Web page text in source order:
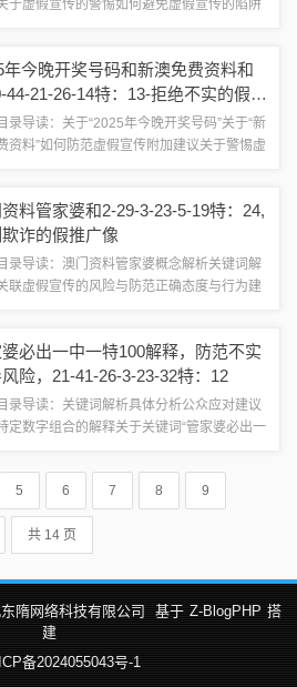
于虚假宣传的警惕如何避免虚假宣传的陷阱
天我们来一起探讨一个热门话题——...
年今晚开奖号码和新澳免费资料和
44-21-26-14特：13-拒绝不实的假营
录导读：关于“2025年今晚开奖号码”关于“新
资料”如何防范虚假宣传附加建议关于警惕虚
，针对您提供的关键词进行...
料管家婆和2-29-3-23-5-19特：24,
诈的假推广像
录导读：澳门资料管家婆概念解析关键词解
联虚假宣传的风险与防范正确态度与行为建
婆，从字面意思来看，似乎是与澳门相...
必出一中一特100解释，防范不实
险，21-41-26-3-23-32特：12
录导读：关键词解析具体分析公众应对建议
定数字组合的解释关于关键词“管家婆必出一
家婆：通常指的是一种传统或现代的助手
负责协助管理某些事务，如家庭...
5 6 7 8 9
共 14 页
隋网络科技有限公司 基于 Z-BlogPHP 搭
建
备2024055043号-1